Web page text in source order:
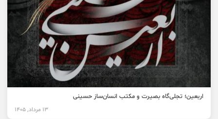
اربعین؛ تجلی‌گاه بصیرت و مکتب انسان‌ساز حسینی
13 مرداد, 1405